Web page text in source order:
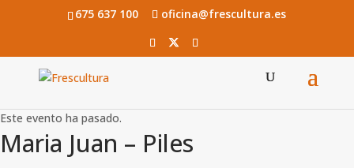
675 637 100 oficina@frescultura.es
Este evento ha pasado.
Maria Juan – Piles